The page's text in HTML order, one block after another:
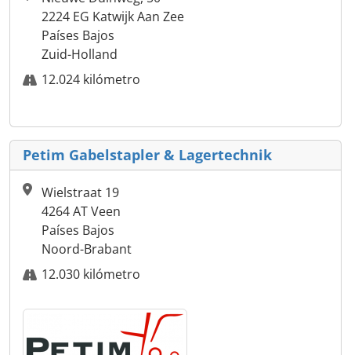
2224 EG Katwijk Aan Zee
Países Bajos
Zuid-Holland
12.024 kilómetro
Petim Gabelstapler & Lagertechnik
Wielstraat 19
4264 AT Veen
Países Bajos
Noord-Brabant
12.030 kilómetro